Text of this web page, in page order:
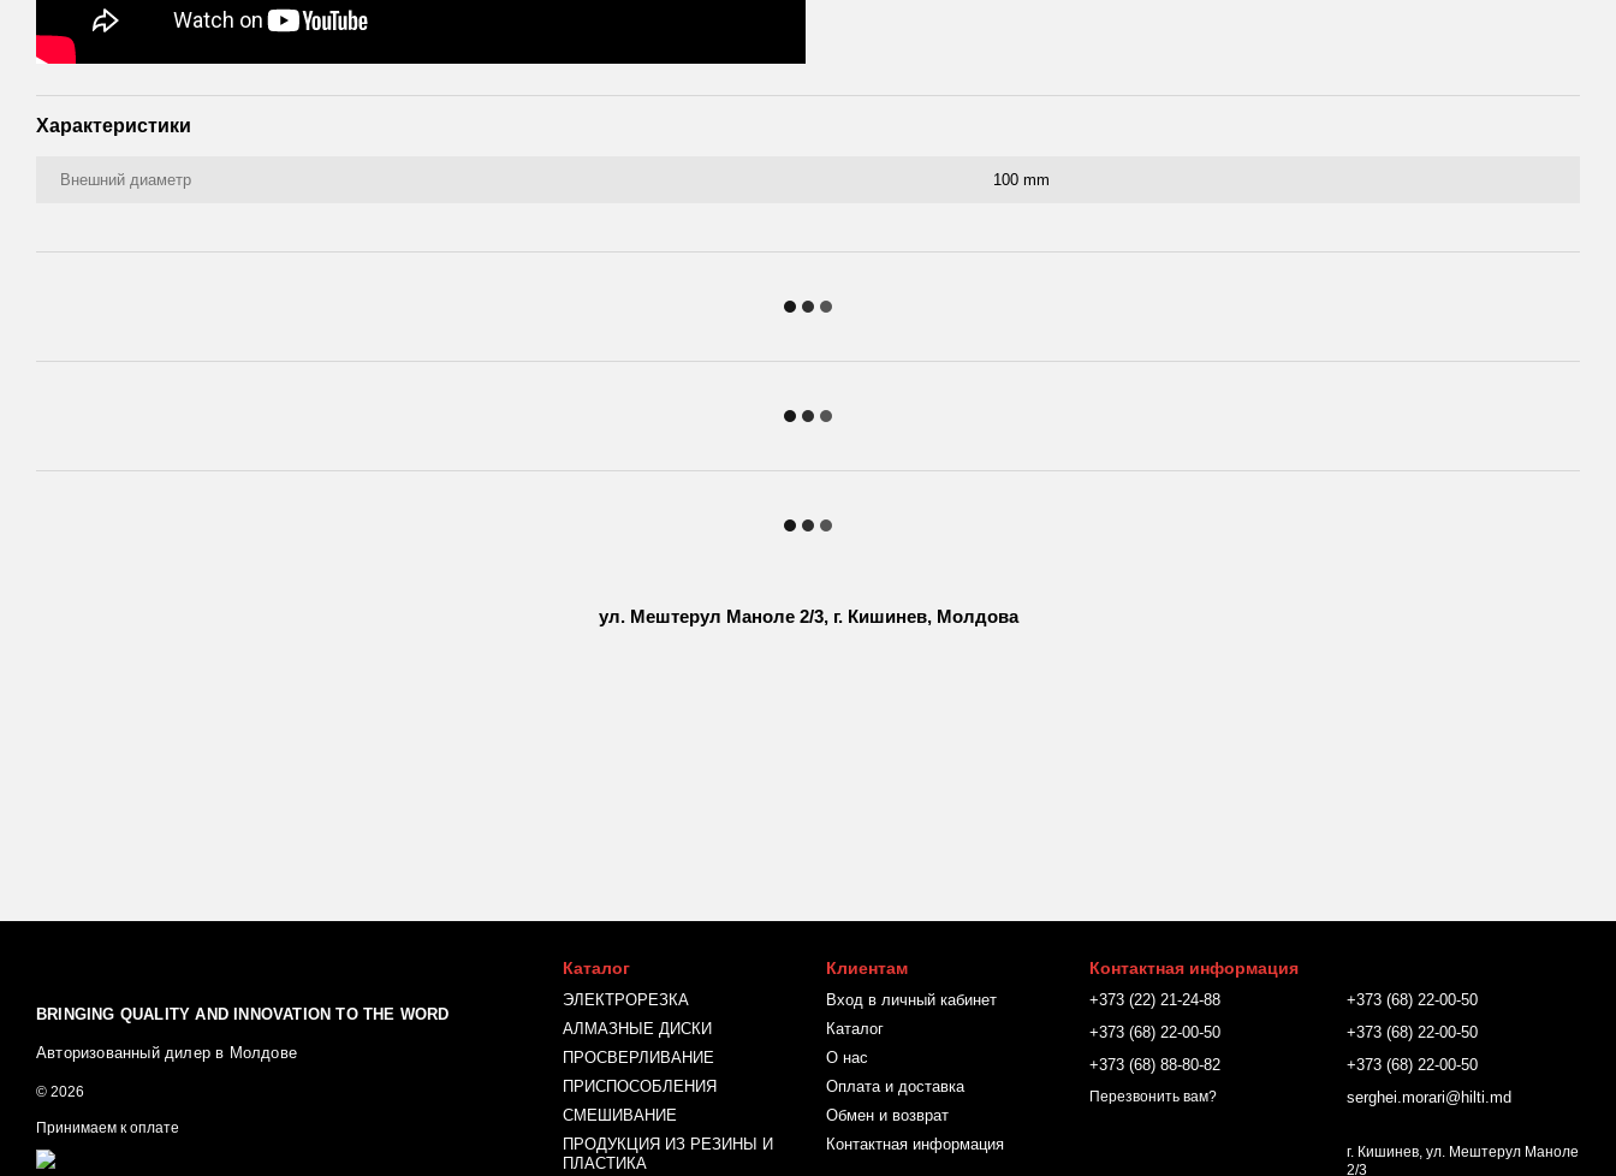
Характеристики
Внешний диаметр 100 mm
ул. Мештерул Маноле 2/3, г. Кишинев, Молдова
BRINGING QUALITY AND INNOVATION TO THE WORD
Авторизованный дилер в Молдове
© 2026
Принимаем к оплате
Каталог
ЭЛЕКТРОРЕЗКА
АЛМАЗНЫЕ ДИСКИ
ПРОСВЕРЛИВАНИЕ
ПРИСПОСОБЛЕНИЯ
СМЕШИВАНИЕ
ПРОДУКЦИЯ ИЗ РЕЗИНЫ И
ПЛАСТИКА
Клиентам
Вход в личный кабинет
Каталог
О нас
Оплата и доставка
Обмен и возврат
Контактная информация
Контактная информация
+373 (22) 21-24-88
+373 (68) 22-00-50
+373 (68) 88-80-82
Перезвонить вам?
+373 (68) 22-00-50
+373 (68) 22-00-50
+373 (68) 22-00-50
serghei.morari@hilti.md
г. Кишинев, ул. Мештерул Маноле
2/3